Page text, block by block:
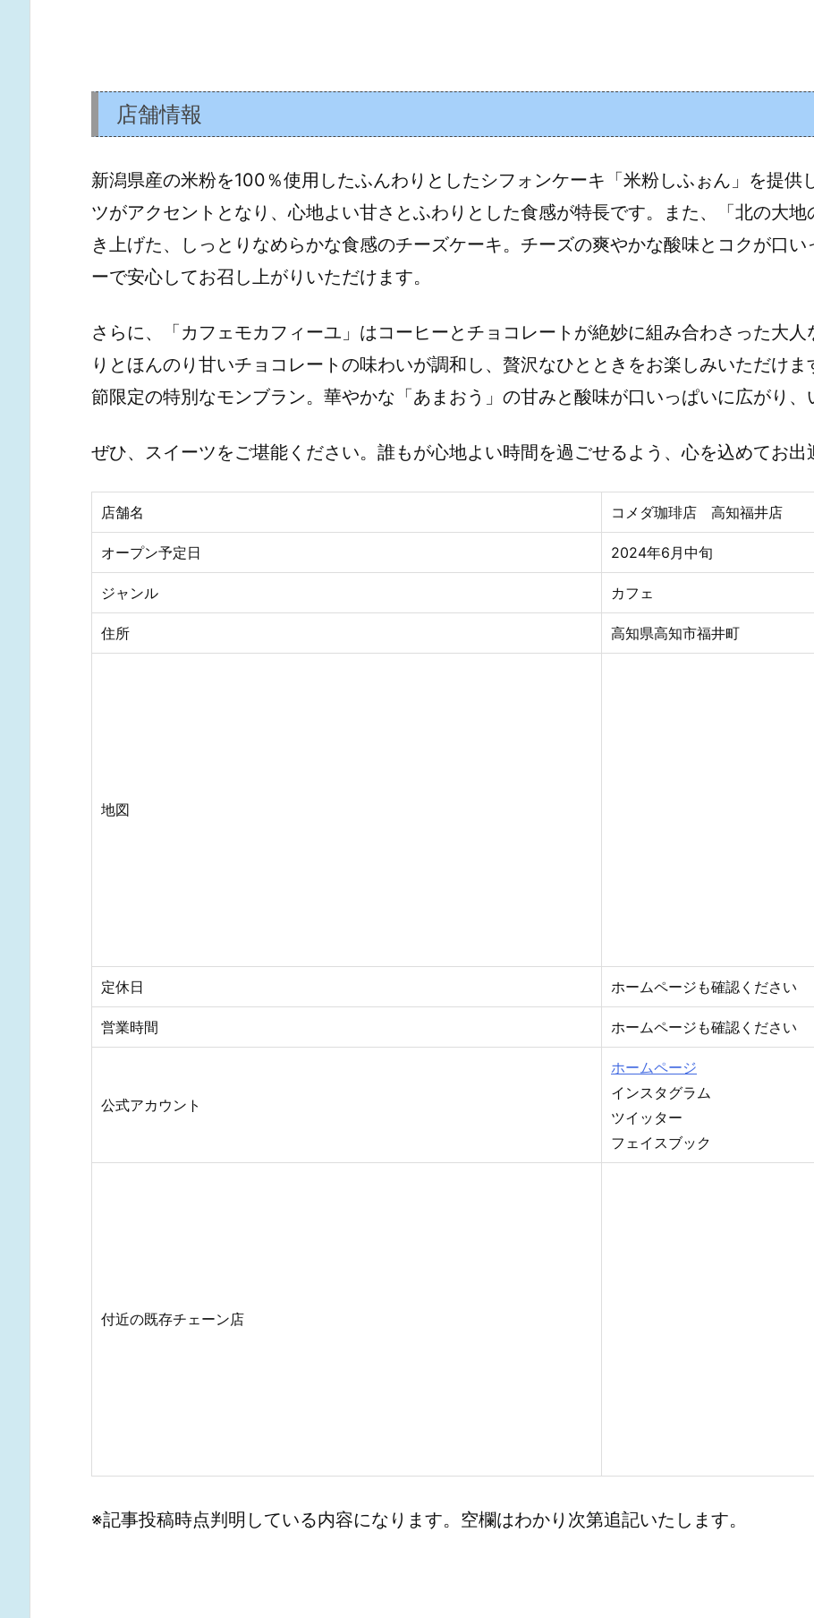
店舗情報
新潟県産の米粉を100％使用したふんわりとしたシフォンケーキ「米粉しふぉん」を提供
ツがアクセントとなり、心地よい甘さとふわりとした食感が特長です。また、「北の大
き上げた、しっとりなめらかな食感のチーズケーキ。チーズの爽やかな酸味とコクが口
ーで安心してお召し上がりいただけます。
さらに、「カフェモカフィーユ」はコーヒーとチョコレートが絶妙に組み合わさった大
りとほんのり甘いチョコレートの味わいが調和し、贅沢なひとときをお楽しみいただけ
節限定の特別なモンブラン。華やかな「あまおう」の甘みと酸味が口いっぱいに広がり、
ぜひ、スイーツをご堪能ください。誰もが心地よい時間を過ごせるよう、心を込めてお出
店舗名 コメダ珈琲店 高知福井店
オープン予定日 2024年6月中旬
ジャンル カフェ
住所 高知県高知市福井町
地図
定休日 ホームページも確認ください
営業時間 ホームページも確認ください
公式アカウント
ホームページ
インスタグラム
ツイッター
フェイスブック
付近の既存チェーン店
※記事投稿時点判明している内容になります。空欄はわかり次第追記いたします。